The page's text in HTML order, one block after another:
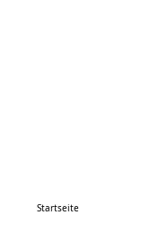
Startseite